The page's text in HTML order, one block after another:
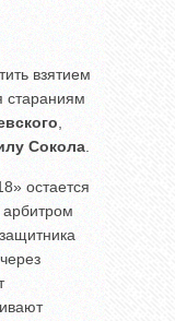
взятием
стараниям
Сокола
остается
защитника
через